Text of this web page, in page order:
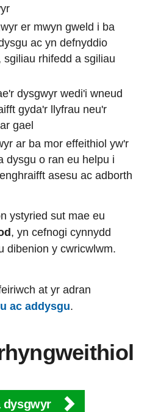
er mwyn gweld i ba
ac yn defnyddio
rhifedd a sgiliau
dysgwyr wedi'i wneud
gyda'r llyfrau neu'r
gael
ar ba mor effeithiol yw'r
dysgu o ran eu helpu i
asesu ac adborth
ystyried sut mae eu
, yn cefnogi cynnydd
dibenion y cwricwlwm.
at yr adran
ac addysgu.
dysgwyr